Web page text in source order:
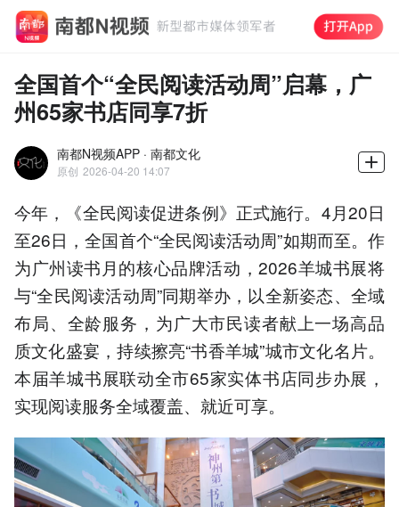
全国首个“全民阅读活动周”启幕，广
州65家书店同享7折
南都N视频APP · 南都文化
原创 2026-04-20 14:07
今年，《全民阅读促进条例》正式施行。4月20日
至26日，全国首个“全民阅读活动周”如期而至。作
为广州读书月的核心品牌活动，2026羊城书展将
与“全民阅读活动周”同期举办，以全新姿态、全域
布局、全龄服务，为广大市民读者献上一场高品
质文化盛宴，持续擦亮“书香羊城”城市文化名片。
本届羊城书展联动全市65家实体书店同步办展，
实现阅读服务全域覆盖、就近可享。